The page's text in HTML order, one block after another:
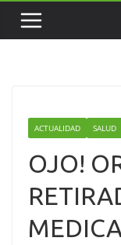
ACTUALIDAD SALUD
OJO!